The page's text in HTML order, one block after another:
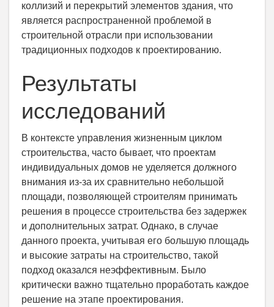
коллизий и перекрытий элементов здания, что
является распространенной проблемой в
строительной отрасли при использовании
традиционных подходов к проектированию.
Результаты
исследований
В контексте управления жизненным циклом
строительства, часто бывает, что проектам
индивидуальных домов не уделяется должного
внимания из-за их сравнительно небольшой
площади, позволяющей строителям принимать
решения в процессе строительства без задержек
и дополнительных затрат. Однако, в случае
данного проекта, учитывая его большую площадь
и высокие затраты на строительство, такой
подход оказался неэффективным. Было
критически важно тщательно проработать каждое
решение на этапе проектирования.